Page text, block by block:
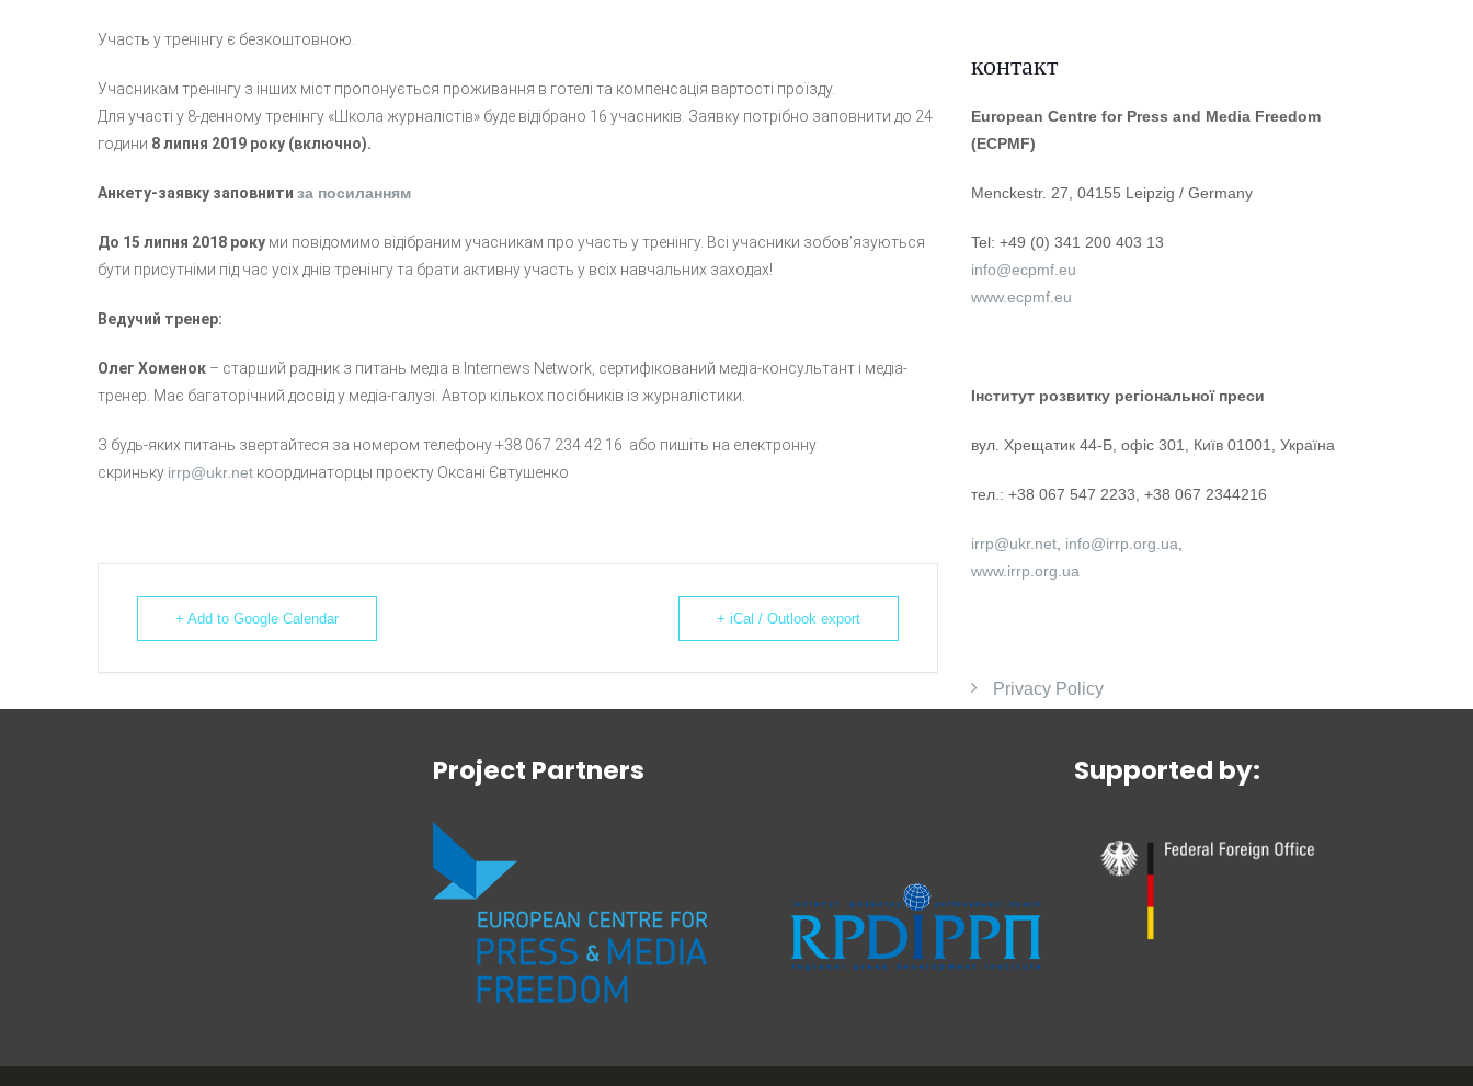
Участь у тренінгу є безкоштовною.
Учасникам тренінгу з інших міст пропонується проживання в готелі та компенсація вартості проїзду.
Для участі у 8-денному тренінгу «Школа журналістів» буде відібрано 16 учасників. Заявку потрібно заповнити до 24
години 8 липня 2019 року (включно).
Анкету-заявку заповнити за посиланням
До 15 липня 2018 року ми повідомимо відібраним учасникам про участь у тренінгу. Всі учасники зобов’язуються
бути присутніми під час усіх днів тренінгу та брати активну участь у всіх навчальних заходах!
Ведучий тренер:
Олег Хоменок – старший радник з питань медіа в Internews Network, сертифікований медіа-консультант і медіа-
тренер. Має багаторічний досвід у медіа-галузі. Автор кількох посібників із журналістики.
З будь-яких питань звертайтеся за номером телефону +38 067 234 42 16 або пишіть на електронну
скриньку irrp@ukr.net координаторцы проекту Оксані Євтушенко
+ Add to Google Calendar + iCal / Outlook export
контакт
European Centre for Press and Media Freedom
(ECPMF)
Menckestr. 27, 04155 Leipzig / Germany
Tel: +49 (0) 341 200 403 13
info@ecpmf.eu
www.ecpmf.eu
Інститут розвитку регіональної преси
вул. Хрещатик 44-Б, офіс 301, Київ 01001, Україна
тел.: +38 067 547 2233, +38 067 2344216
irrp@ukr.net info@irrp.org.ua
www.irrp.org.ua
Privacy Policy
Project Partners Supported by: